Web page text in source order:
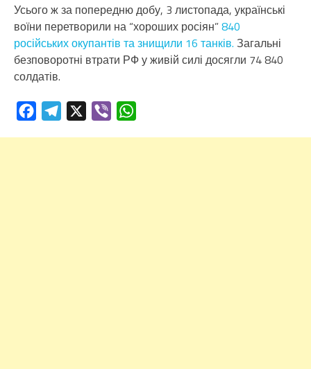
Усього ж за попередню добу, 3 листопада, українські
воїни перетворили на “хороших росіян”840
російських окупантів та знищили 16 танків. Загальні
безповоротні втрати РФ у живій силі досягли 74 840
солдатів.
FacebookTelegram Viber